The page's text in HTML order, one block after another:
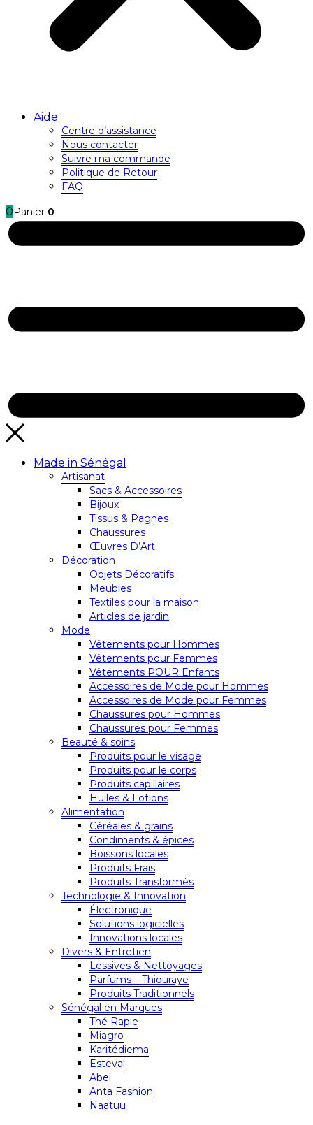
Aide
Centre d’assistance
Nous contacter
Suivre ma commande
Politique de Retour
FAQ
0 Panier 0
Made in Sénégal
Artisanat
Sacs & Accessoires
Bijoux
Tissus & Pagnes
Chaussures
Œuvres D’Art
Décoration
Objets Décoratifs
Meubles
Textiles pour la maison
Articles de jardin
Mode
Vêtements pour Hommes
Vêtements pour Femmes
Vêtements POUR Enfants
Accessoires de Mode pour Hommes
Accessoires de Mode pour Femmes
Chaussures pour Hommes
Chaussures pour Femmes
Beauté & soins
Produits pour le visage
Produits pour le corps
Produits capillaires
Huiles & Lotions
Alimentation
Céréales & grains
Condiments & épices
Boissons locales
Produits Frais
Produits Transformés
Technologie & Innovation
Électronique
Solutions logicielles
Innovations locales
Divers & Entretien
Lessives & Nettoyages
Parfums – Thiouraye
Produits Traditionnels
Sénégal en Marques
Thé Rapie
Miagro
Karitédiema
Esteval
Abel
Anta Fashion
Naatuu